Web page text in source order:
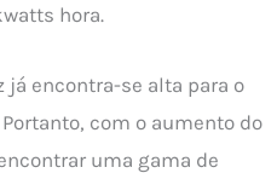
hora.
já encontra-se alta para o
com o aumento do
uma gama de